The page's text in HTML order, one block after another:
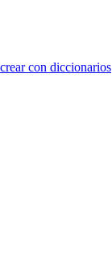
con diccionarios